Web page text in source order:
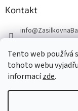
Tento web používá
tohoto webu
informacízde.
Kontakt
info@